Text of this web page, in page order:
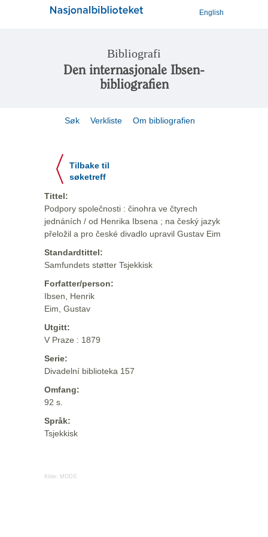
English
Bibliografi
Den internasjonale Ibsen-
bibliografien
Søk Verkliste Om bibliografien
Tilbake til
søketreff
Tittel:
Podpory společnosti : činohra ve čtyrech
jednáních / od Henrika Ibsena ; na český jazyk
přeložil a pro české divadlo upravil Gustav Eim
Standardtittel:
Samfundets støtter Tsjekkisk
Forfatter/person:
Ibsen, Henrik
Eim, Gustav
Utgitt:
V Praze : 1879
Serie:
Divadelní biblioteka 157
Omfang:
92 s.
Språk:
Tsjekkisk
Kilde: MODS